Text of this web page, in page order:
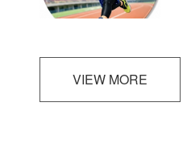
VIEW MORE